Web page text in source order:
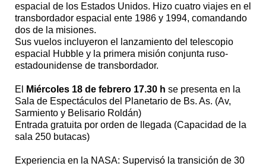
espacial de los Estados Unidos. Hizo cuatro viajes en el
transbordador espacial ente 1986 y 1994, comandando
dos de la misiones.
Sus vuelos incluyeron el lanzamiento del telescopio
espacial Hubble y la primera misión conjunta ruso-
estadounidense de transbordador.
El Miércoles 18 de febrero 17.30 h se presenta en la
Sala de Espectáculos del Planetario de Bs. As. (Av,
Sarmiento y Belisario Roldán)
Entrada gratuita por orden de llegada (Capacidad de la
sala 250 butacas)
Experiencia en la NASA: Supervisó la transición de 30